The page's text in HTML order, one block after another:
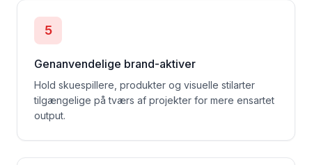
5
Genanvendelige brand-aktiver
Hold skuespillere, produkter og visuelle stilarter
tilgængelige på tværs af projekter for mere ensartet
output.